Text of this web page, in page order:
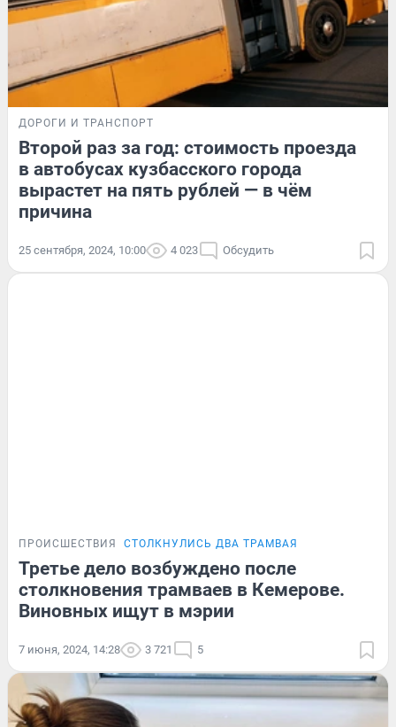
ДОРОГИ И ТРАНСПОРТ
Второй раз за год: стоимость проезда
в автобусах кузбасского города
вырастет на пять рублей — в чём
причина
25 сентября, 2024, 10:00 4 023 Обсудить
ПРОИСШЕСТВИЯ СТОЛКНУЛИСЬ ДВА ТРАМВАЯ
Третье дело возбуждено после
столкновения трамваев в Кемерове.
Виновных ищут в мэрии
7 июня, 2024, 14:28 3 721 5